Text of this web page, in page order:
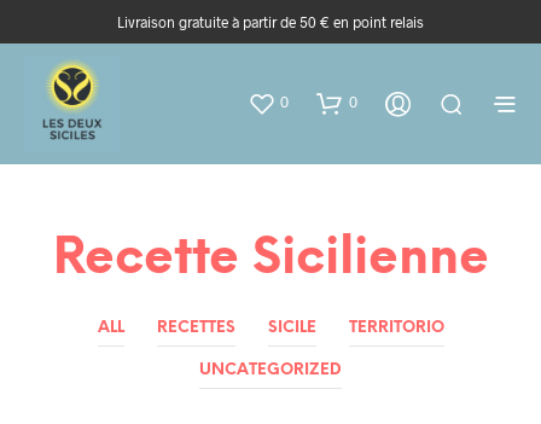
Livraison gratuite à partir de 50 € en point relais
0 0
Recette Sicilienne
ALL RECETTES SICILE TERRITORIO
UNCATEGORIZED